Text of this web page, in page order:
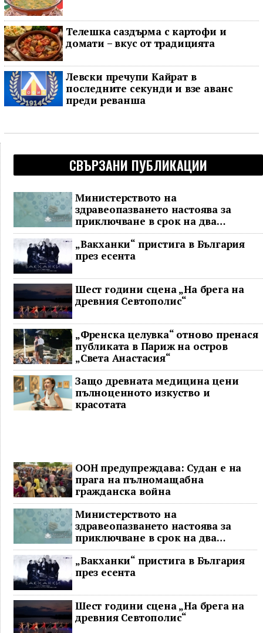
Телешка саздърма с картофи и
домати – вкус от традицията
Левски пречупи Кайрат в
последните секунди и взе аванс
преди реванша
СВЪРЗАНИ ПУБЛИКАЦИИ
Министерството на
здравеопазването настоява за
приключване в срок на два
ключови строителни проекта
„Вакханки“ пристига в България
през есента
Шест години сцена „На брега на
древния Севтополис“
„Френска целувка“ отново пренася
публиката в Париж на остров
„Света Анастасия“
Защо древната медицина цени
пълноценното изкуство и
красотата
ООН предупреждава: Судан е на
прага на пълномащабна
гражданска война
Министерството на
здравеопазването настоява за
приключване в срок на два
ключови строителни проекта
„Вакханки“ пристига в България
през есента
Шест години сцена „На брега на
древния Севтополис“